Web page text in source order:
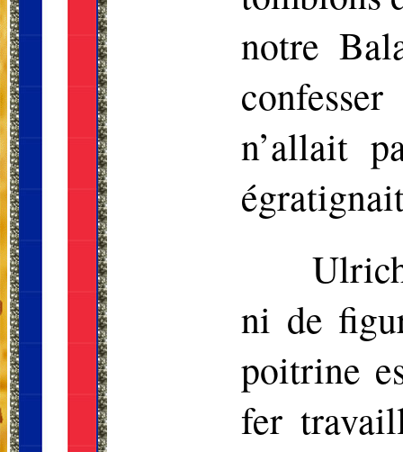
notre
n’allait
ni de
poitrine
fer